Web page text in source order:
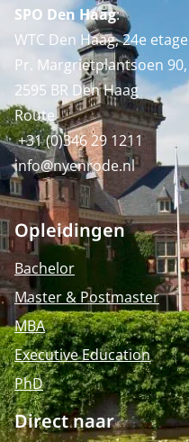
SPO Den Haag:
WTC Den Haag, 24e etage
Pr. Margrietplantsoen 90,
2595 BR Den Haag
Route
+31 (0)346 29 1211
info@nyenrode.nl
Opleidingen
Bachelor
Master & Postmaster
MBA
Executive Education
PhD
Direct naar